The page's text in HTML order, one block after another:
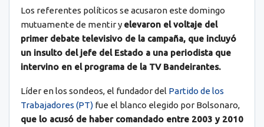
Los referentes políticos se acusaron este domingo
mutuamente de mentir y elevaron el voltaje del
primer debate televisivo de la campaña, que incluyó
un insulto del jefe del Estado a una periodista que
intervino en el programa de la TV Bandeirantes.
Líder en los sondeos, el fundador del Partido de los
Trabajadores (PT) fue el blanco elegido por Bolsonaro,
que lo acusó de haber comandado entre 2003 y 2010